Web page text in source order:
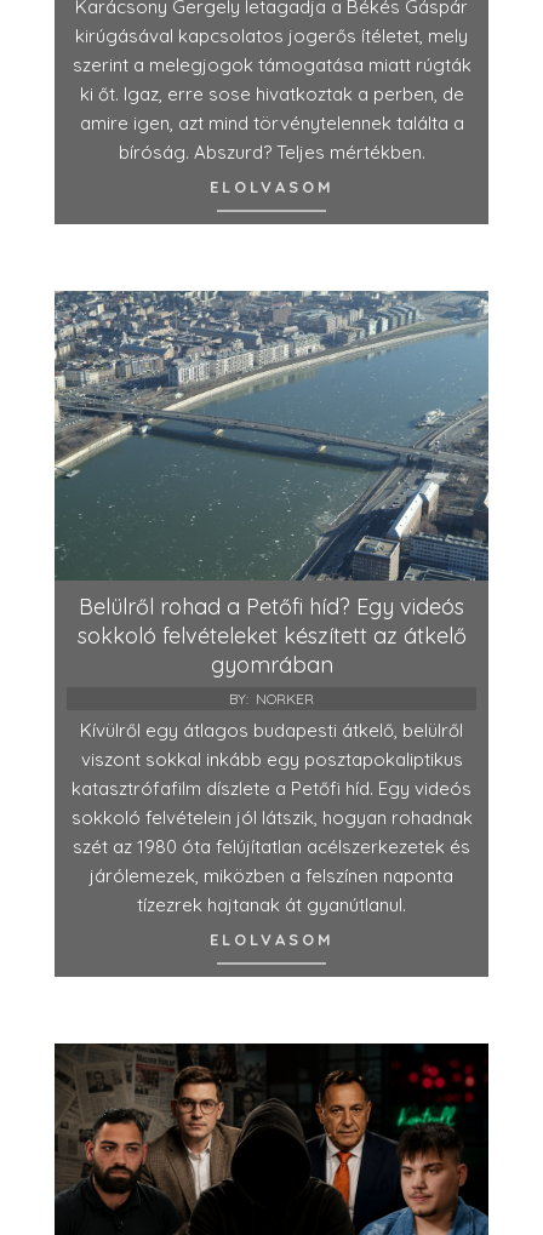
Karácsony Gergely letagadja a Békés Gáspár
kirúgásával kapcsolatos jogerős ítéletet, mely
szerint a melegjogok támogatása miatt rúgták
ki őt. Igaz, erre sose hivatkoztak a perben, de
amire igen, azt mind törvénytelennek találta a
bíróság. Abszurd? Teljes mértékben.
ELOLVASOM
Belülről rohad a Petőfi híd? Egy videós
sokkoló felvételeket készített az átkelő
gyomrában
BY: NORKER
Kívülről egy átlagos budapesti átkelő, belülről
viszont sokkal inkább egy posztapokaliptikus
katasztrófafilm díszlete a Petőfi híd. Egy videós
sokkoló felvételein jól látszik, hogyan rohadnak
szét az 1980 óta felújítatlan acélszerkezetek és
járólemezek, miközben a felszínen naponta
tízezrek hajtanak át gyanútlanul.
ELOLVASOM